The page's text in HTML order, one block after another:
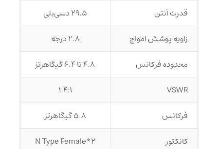
قدرت آنتن
29.5 دسی‌بلی
زاویه پوشش امواج
2.8 درجه
محدوده فرکانس
4.8 تا 6.4 گیگاهرتز
VSWR
1.4:1
فرکانس
5.8 گیگاهرتز
کانکتور
2*N Type Female